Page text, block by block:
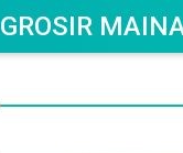
GROSIR